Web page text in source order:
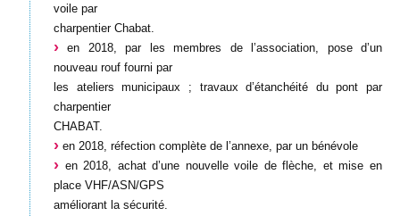
voile par
charpentier Chabat.
en 2018, par les membres de l’association, pose d’un
nouveau rouf fourni par
les ateliers municipaux ; travaux d’étanchéité du pont par
charpentier
CHABAT.
en 2018, réfection complète de l’annexe, par un bénévole
en 2018, achat d’une nouvelle voile de flèche, et mise en
place VHF/ASN/GPS
améliorant la sécurité.